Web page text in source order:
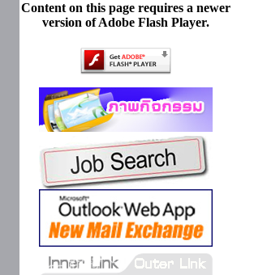
Content on this page requires a newer
version of Adobe Flash Player.